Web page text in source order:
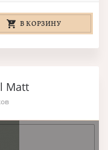
В КОРЗИНУ
Matt